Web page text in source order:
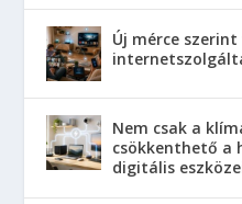
Új mérce
Nem csak a
csökkenthető a
digitális